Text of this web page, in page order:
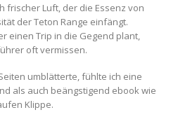
frischer Luft, der die Essenz von
der Teton Range einfängt.
einen Trip in die Gegend plant,
oft vermissen.
umblätterte, fühlte ich eine
als auch beängstigend ebook wie
Klippe.